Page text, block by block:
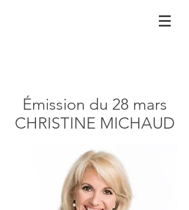
Émission du 28 mars
CHRISTINE MICHAUD